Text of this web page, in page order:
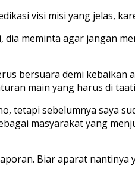
visi misi yang jelas,
meminta agar jangan
bersuara demi kebaikan
main yang harus di
tetapi sebelumnya saya
masyarakat yang
Biar aparat